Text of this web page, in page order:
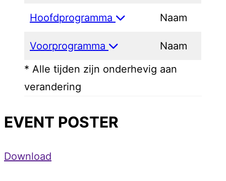
Hoofdprogramma Naam
Voorprogramma
Naam
* Alle tijden zijn onderhevig aan
verandering
EVENT POSTER
Download